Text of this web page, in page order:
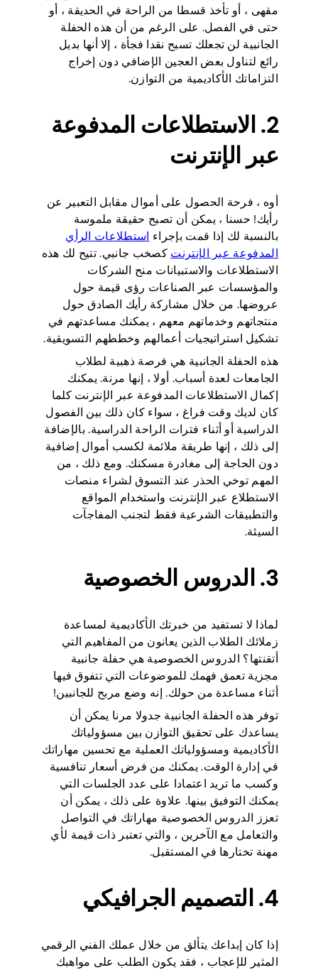
مقهى ، أو تأخذ قسطا من الراحة في الحديقة ، أو
حتى في الفصل. على الرغم من أن هذه الحفلة
الجانبية لن تجعلك تسبح نقدا فجأة ، إلا أنها بديل
رائع لتناول بعض العجين الإضافي دون إخراج
التزاماتك الأكاديمية من التوازن.
2. الاستطلاعات المدفوعة
عبر الإنترنت
أوه ، فرحة الحصول على أموال مقابل التعبير عن
رأيك! حسنا ، يمكن أن تصبح حقيقة ملموسة
بالنسبة لك إذا قمت بإجراء استطلاعات الرأي
المدفوعة عبر الإنترنت كصخب جانبي. تتيح لك هذه
الاستطلاعات والاستبيانات منح الشركات
والمؤسسات عبر الصناعات رؤى قيمة حول
عروضها. من خلال مشاركة رأيك الصادق حول
منتجاتهم وخدماتهم معهم ، يمكنك مساعدتهم في
تشكيل استراتيجيات أعمالهم وخططهم التسويقية.
هذه الحفلة الجانبية هي فرصة ذهبية لطلاب
الجامعات لعدة أسباب. أولا ، إنها مرنة. يمكنك
إكمال الاستطلاعات المدفوعة عبر الإنترنت كلما
كان لديك وقت فراغ ، سواء كان ذلك بين الفصول
الدراسية أو أثناء فترات الراحة الدراسية. بالإضافة
إلى ذلك ، إنها طريقة ملائمة لكسب أموال إضافية
دون الحاجة إلى مغادرة مسكنك. ومع ذلك ، من
المهم توخي الحذر عند التسوق لشراء منصات
الاستطلاع عبر الإنترنت واستخدام المواقع
والتطبيقات الشرعية فقط لتجنب المفاجآت
السيئة.
3. الدروس الخصوصية
لماذا لا تستفيد من خبرتك الأكاديمية لمساعدة
زملائك الطلاب الذين يعانون من المفاهيم التي
أتقنتها؟ الدروس الخصوصية هي حفلة جانبية
مجزية تعمق فهمك للموضوعات التي تتفوق فيها
أثناء مساعدة من حولك. إنه وضع مربح للجانبين!
توفر هذه الحفلة الجانبية جدولا مرنا يمكن أن
يساعدك على تحقيق التوازن بين مسؤولياتك
الأكاديمية ومسؤولياتك العملية مع تحسين مهاراتك
في إدارة الوقت. يمكنك من فرض أسعار تنافسية
وكسب ما تريد اعتمادا على عدد الجلسات التي
يمكنك التوفيق بينها. علاوة على ذلك ، يمكن أن
تعزز الدروس الخصوصية مهاراتك في التواصل
والتعامل مع الآخرين ، والتي تعتبر ذات قيمة لأي
مهنة تختارها في المستقبل.
4. التصميم الجرافيكي
إذا كان إبداعك يتألق من خلال عملك الفني الرقمي
المثير للإعجاب ، فقد يكون الطلب على مواهبك